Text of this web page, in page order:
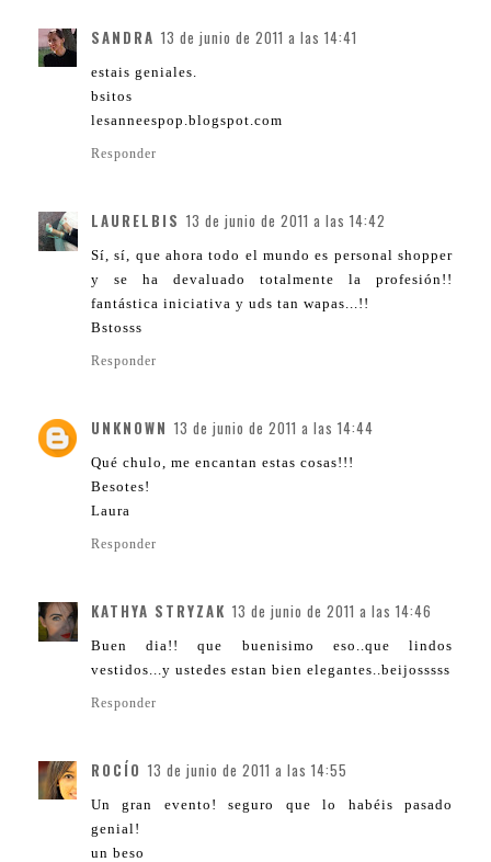
SANDRA 13 de junio de 2011 a las 14:41
estais geniales.
bsitos
lesanneespop.blogspot.com
Responder
LAURELBIS 13 de junio de 2011 a las 14:42
Sí, sí, que ahora todo el mundo es personal shopper
y se ha devaluado totalmente la profesión!!
fantástica iniciativa y uds tan wapas...!!
Bstosss
Responder
UNKNOWN 13 de junio de 2011 a las 14:44
Qué chulo, me encantan estas cosas!!!
Besotes!
Laura
Responder
KATHYA STRYZAK 13 de junio de 2011 a las 14:46
Buen dia!! que buenisimo eso..que lindos
vestidos...y ustedes estan bien elegantes..beijosssss
Responder
ROCÍO 13 de junio de 2011 a las 14:55
Un gran evento! seguro que lo habéis pasado
genial!
un beso